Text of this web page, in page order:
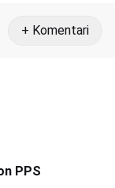
+ Komentari
PPS